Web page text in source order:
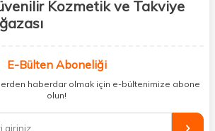
Kozmetik ve Takviye
edici gıda ürünlerini sizlerle
mağaza dolaşmanıza gerek yok;
tek bir çatı altında topluyor ve kapınıza kadar
ve sağlık ürünleriyle güzelliğinizi tamamlayabilir,
E-Bülten Aboneliği
haberdar olmak için e-bültenimize abone
olun!